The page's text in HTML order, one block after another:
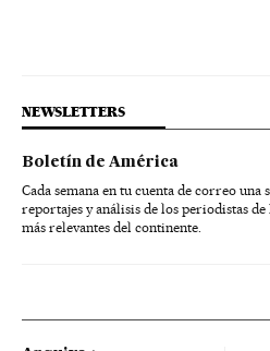
NEWSLETTERS
Boletín de América
Cada semana en tu cuenta de correo una
reportajes y análisis de los periodistas
más relevantes del continente.